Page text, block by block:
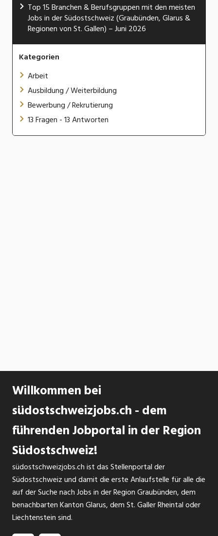
Top 15 Branchen & Berufsgruppen mit den meisten
Jobs in der Südostschweiz (Graubünden, Glarus &
Regionen von St. Gallen) – Juni 2026
Kategorien
Arbeit
Ausbildung / Weiterbildung
Bewerbung / Rekrutierung
13 Fragen - 13 Antworten
Willkommen bei
südostschweizjobs.ch - dem
führenden Jobportal in der Region
Südostschweiz!
südostschweizjobs.ch ist das Stellenportal der
Südostschweiz und damit die erste Anlaufstelle für alle die
auf der Suche nach Jobs in der Region Graubünden, dem
benachbarten Kanton Glarus, dem St. Galler Rheintal oder
Liechtenstein sind.